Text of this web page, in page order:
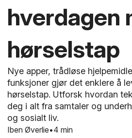
hverdagen
hørselstap
4 min
Nye apper, trådløse
funksjoner gjør det enklere å
hørselstap. Utforsk hvordan
deg i alt fra samtaler og
og sosialt liv.
Iben Øverlie